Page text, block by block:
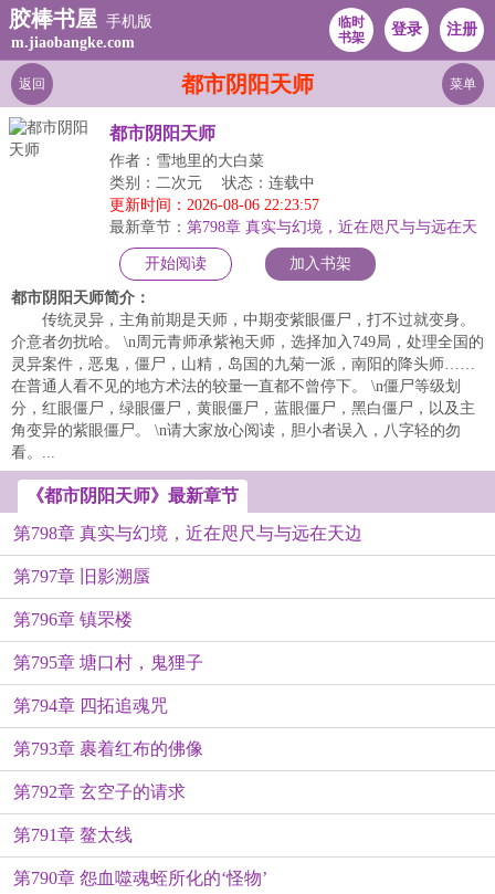
胶棒书屋 手机版
m.jiaobangke.com
临时
书架
登录 注册
都市阴阳天师
返回 菜单
都市阴阳天师
作者：雪地里的大白菜
类别：二次元
状态：连载中
更新时间：2026-08-06 22:23:57
最新章节： 第798章 真实与幻境，近在咫尺与与远在天
边
开始阅读
加入书架
都市阴阳天师简介：
传统灵异，主角前期是天师，中期变紫眼僵尸，打不过就变身。
介意者勿扰哈。 \n周元青师承紫袍天师，选择加入749局，处理全国的
灵异案件，恶鬼，僵尸，山精，岛国的九菊一派，南阳的降头师……
在普通人看不见的地方术法的较量一直都不曾停下。 \n僵尸等级划
分，红眼僵尸，绿眼僵尸，黄眼僵尸，蓝眼僵尸，黑白僵尸，以及主
角变异的紫眼僵尸。 \n请大家放心阅读，胆小者误入，八字轻的勿
看。...
《都市阴阳天师》最新章节
第798章 真实与幻境，近在咫尺与与远在天边
第797章 旧影溯蜃
第796章 镇罘楼
第795章 塘口村，鬼狸子
第794章 四拓追魂咒
第793章 裹着红布的佛像
第792章 玄空子的请求
第791章 鳌太线
第790章 怨血噬魂蛭所化的‘怪物’